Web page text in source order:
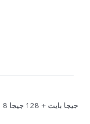
8 جيجا بايت + 128 جيجا